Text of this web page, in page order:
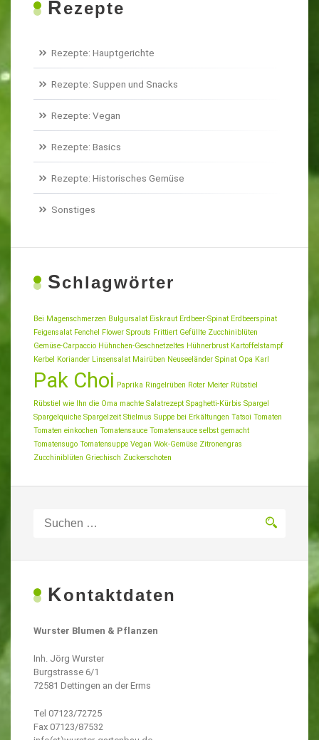
Rezepte
Rezepte: Hauptgerichte
Rezepte: Suppen und Snacks
Rezepte: Vegan
Rezepte: Basics
Rezepte: Historisches Gemüse
Sonstiges
Schlagwörter
Bei Magenschmerzen Bulgursalat Eiskraut Erdbeer-Spinat Erdbeerspinat
Feigensalat Fenchel Flower Sprouts Frittiert Gefüllte Zucchiniblüten
Gemüse-Carpaccio Hühnchen-Geschnetzeltes Hühnerbrust Kartoffelstampf
Kerbel Koriander Linsensalat Mairüben Neuseeländer Spinat Opa Karl
Pak Choi Paprika Ringelrüben Roter Meiter Rübstiel
Rübstiel wie Ihn die Oma machte Salatrezept Spaghetti-Kürbis Spargel
Spargelquiche Spargelzeit Stielmus Suppe bei Erkältungen Tatsoi Tomaten
Tomaten einkochen Tomatensauce Tomatensauce selbst gemacht
Tomatensugo Tomatensuppe Vegan Wok-Gemüse Zitronengras
Zucchiniblüten Griechisch Zuckerschoten
nach:
Kontaktdaten
Wurster Blumen & Pflanzen
Inh. Jörg Wurster
Burgstrasse 6/1
72581 Dettingen an der Erms
Tel 07123/72725
Fax 07123/87532